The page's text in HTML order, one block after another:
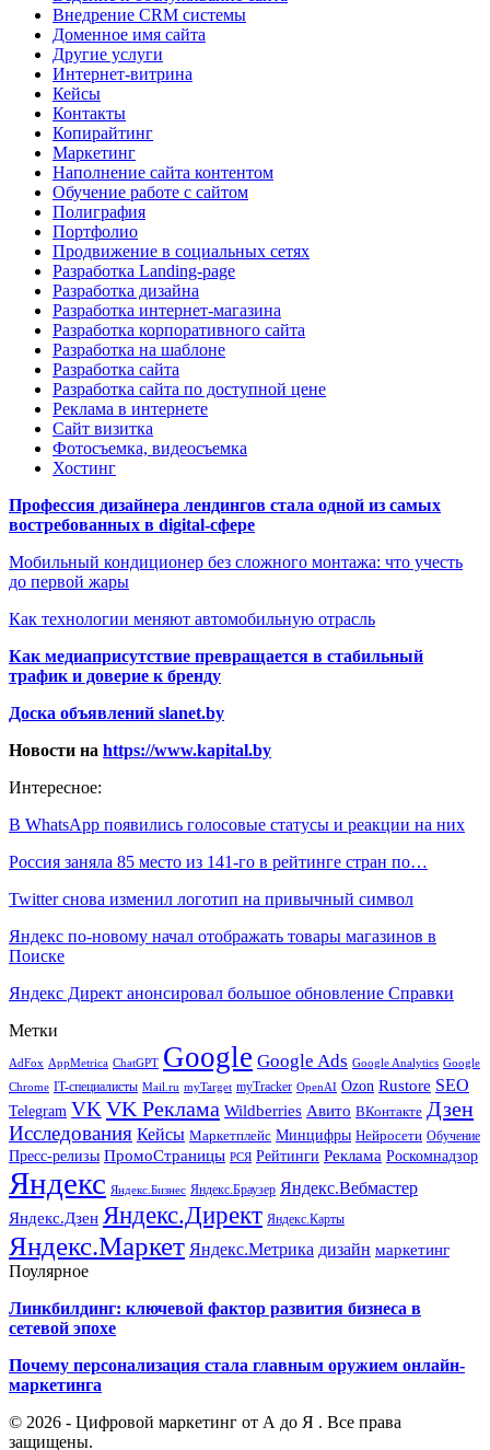
Внедрение CRM системы
Доменное имя сайта
Другие услуги
Интернет-витрина
Кейсы
Контакты
Копирайтинг
Маркетинг
Наполнение сайта контентом
Обучение работе с сайтом
Полиграфия
Портфолио
Продвижение в социальных сетях
Разработка Landing-page
Разработка дизайна
Разработка интернет-магазина
Разработка корпоративного сайта
Разработка на шаблоне
Разработка сайта
Разработка сайта по доступной цене
Реклама в интернете
Сайт визитка
Фотосъемка, видеосъемка
Хостинг
Профессия дизайнера лендингов стала одной из самых
востребованных в digital-сфере
Мобильный кондиционер без сложного монтажа: что учесть
до первой жары
Как технологии меняют автомобильную отрасль
Как медиаприсутствие превращается в стабильный
трафик и доверие к бренду
Доска объявлений slanet.by
Новости на https://www.kapital.by
Интересное:
В WhatsApp появились голосовые статусы и реакции на них
Россия заняла 85 место из 141-го в рейтинге стран по…
Twitter снова изменил логотип на привычный символ
Яндекс по-новому начал отображать товары магазинов в
Поиске
Яндекс Директ анонсировал большое обновление Справки
Метки
AdFox AppMetrica ChatGPT Google Google Ads Google Analytics Google
Chrome IT-специалисты Mail.ru myTarget myTracker OpenAI Ozon Rustore SEO
Telegram VK VK Реклама Wildberries Авито ВКонтакте Дзен
Исследования Кейсы Маркетплейс Минцифры Нейросети Обучение
Пресс-релизы ПромоСтраницы РСЯ Рейтинги Реклама Роскомнадзор
Яндекс Яндекс.Бизнес Яндекс.Браузер Яндекс.Вебмастер
Яндекс.Дзен Яндекс.Директ Яндекс.Карты
Яндекс.Маркет Яндекс.Метрика дизайн маркетинг
Поулярное
Линкбилдинг: ключевой фактор развития бизнеса в
сетевой эпохе
Почему персонализация стала главным оружием онлайн-
маркетинга
© 2026 - Цифровой маркетинг от А до Я . Все права
защищены.